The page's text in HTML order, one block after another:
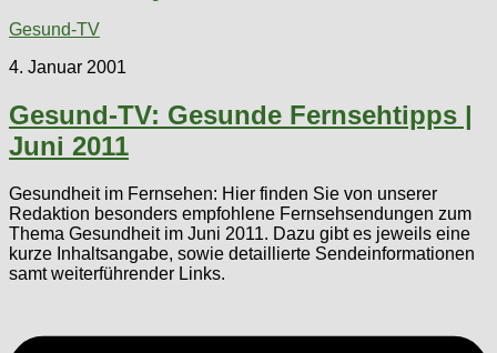
Gesund-TV
4. Januar 2001
Gesund-TV: Gesunde Fernsehtipps |
Juni 2011
Gesundheit im Fernsehen: Hier finden Sie von unserer
Redaktion besonders empfohlene Fernsehsendungen zum
Thema Gesundheit im Juni 2011. Dazu gibt es jeweils eine
kurze Inhaltsangabe, sowie detaillierte Sendeinformationen
samt weiterführender Links.